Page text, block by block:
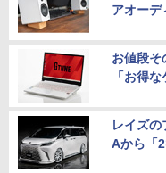
アオーデ
お値段そ
「お得
レイズ
Aから「